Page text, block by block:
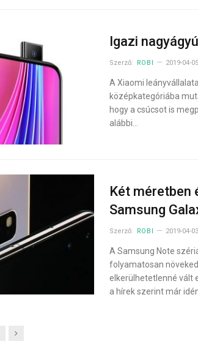
Igazi
Szerző: ROBI 2019-04-05
A Xiaomi
középkategóriába
hogy a csúcsot is
alábbi…
Két méretben
Samsung
Szerző: ROBI 2019-04-03
A Samsung Note
folyamatosan
elkerülhetetlenné vált
a hírek szerint már
Next